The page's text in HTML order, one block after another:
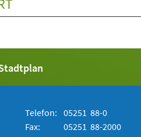
Telefon: 05251 88-0
Fax:
05251 88-2000